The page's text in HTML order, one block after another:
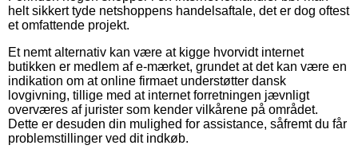
helt sikkert tyde netshoppens handelsaftale, det er dog oftest
et omfattende projekt.
Et nemt alternativ kan være at kigge hvorvidt internet
butikken er medlem af e-mærket, grundet at det kan være en
indikation om at online firmaet understøtter dansk
lovgivning, tillige med at internet forretningen jævnligt
overværes af jurister som kender vilkårene på området.
Dette er desuden din mulighed for assistance, såfremt du får
problemstillinger ved dit indkøb.